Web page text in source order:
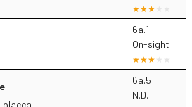
6a.1
On-sight
placca..
6a.5
N.D.